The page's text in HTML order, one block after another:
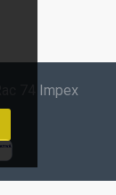
74 Impex